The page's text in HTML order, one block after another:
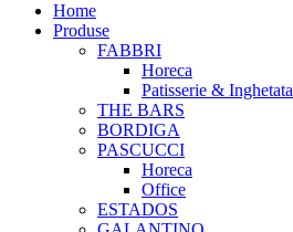
Home
Produse
FABBRI
Horeca
Patisserie & Inghetata
THE BARS
BORDIGA
PASCUCCI
Horeca
Office
ESTADOS